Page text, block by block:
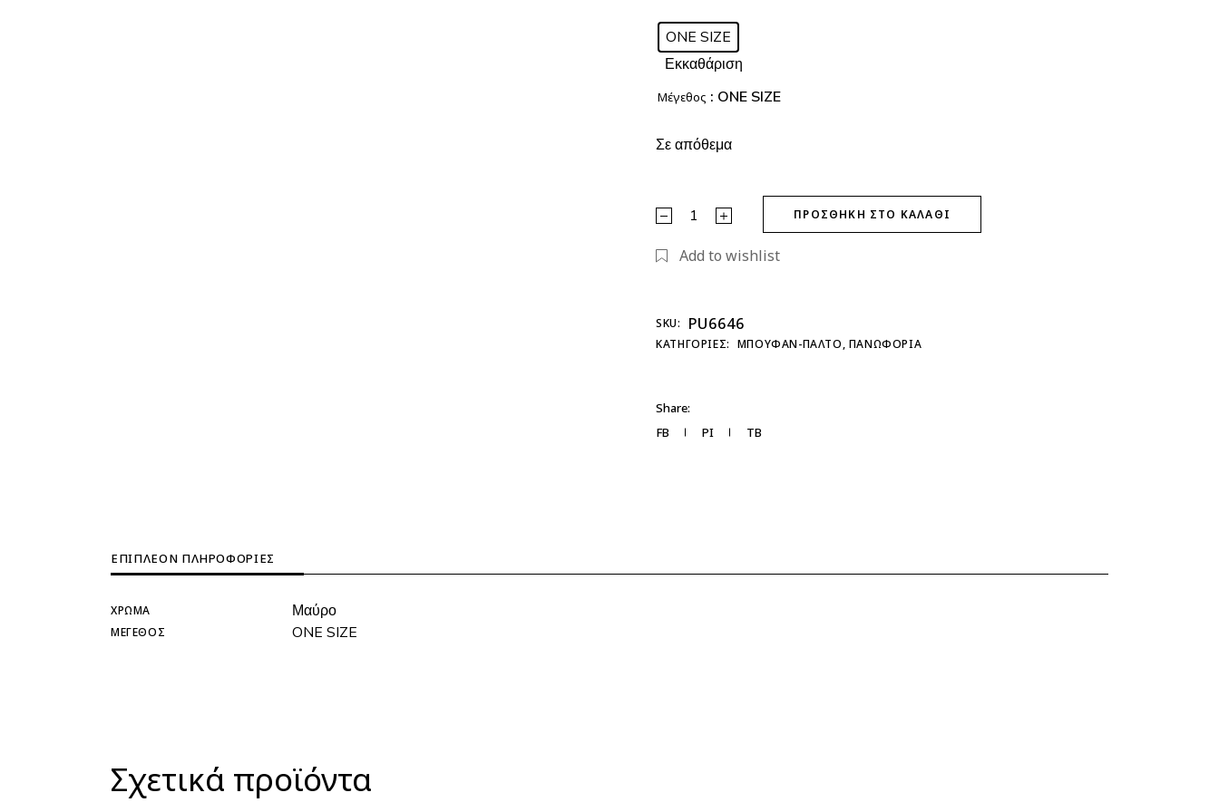
Μέγεθος : ONE SIZE
ONE SIZE
Εκκαθάριση
Σε απόθεμα
Jacket Nevada quantityΠΡΟΣΘΉΚΗ ΣΤΟ ΚΑΛΆΘΙ
Add to wishlist
SKU: PU6646
ΚΑΤΗΓΟΡΊΕΣ: ΜΠΟΥΦΑΝ-ΠΑΛΤΟ, ΠΑΝΩΦΟΡΙΑ
Share:
FB
PI TB
ΕΠΙΠΛΈΟΝ ΠΛΗΡΟΦΟΡΊΕΣ
ΧΡΏΜΑ Μαύρο
ΜΈΓΕΘΟΣ ONE SIZE
Σχετικά προϊόντα